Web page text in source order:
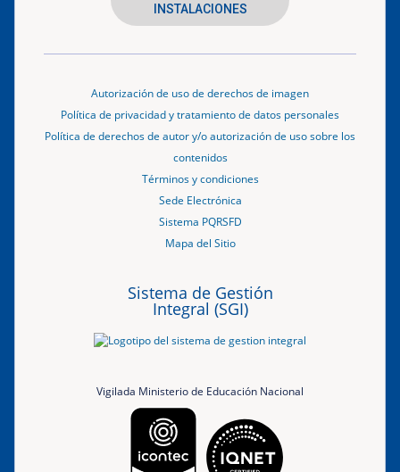
INSTALACIONES
Autorización de uso de derechos de imagen
Política de privacidad y tratamiento de datos personales
Política de derechos de autor y/o autorización de uso sobre los
contenidos
Términos y condiciones
Sede Electrónica
Sistema PQRSFD
Mapa del Sitio
Sistema de Gestión
Integral (SGI)
Vigilada Ministerio de Educación Nacional